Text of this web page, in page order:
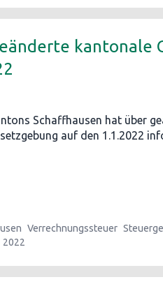
kantonale
Schaffhausen hat über
auf den 1.1.2022
Verrechnungssteuer
2022